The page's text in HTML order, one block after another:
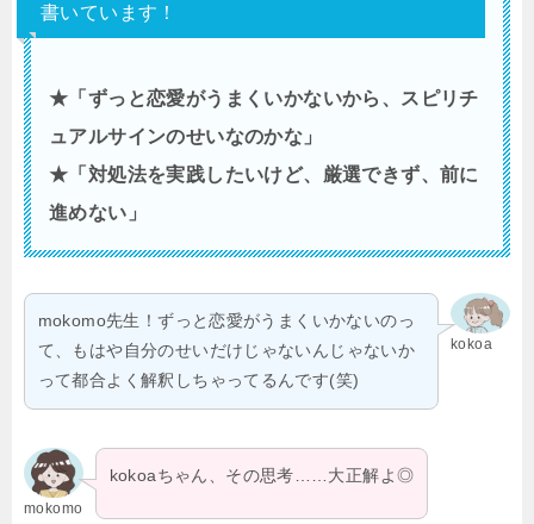
書いています！
★「ずっと恋愛がうまくいかないから、スピリチ
ュアルサインのせいなのかな」
★「対処法を実践したいけど、厳選できず、前に
進めない」
kokoa
mokomo先生！ずっと恋愛がうまくいかないのっ
て、もはや自分のせいだけじゃないんじゃないか
って都合よく解釈しちゃってるんです(笑)
mokomo
kokoaちゃん、その思考……大正解よ◎